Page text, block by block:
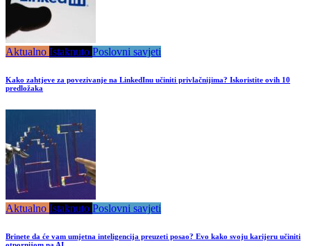
Aktualno Istaknuto Poslovni savjeti
Kako zahtjeve za povezivanje na LinkedInu učiniti privlačnijima? Iskoristite ovih 10
predložaka
Aktualno Istaknuto Poslovni savjeti
Brinete da će vam umjetna inteligencija preuzeti posao? Evo kako svoju karijeru učiniti